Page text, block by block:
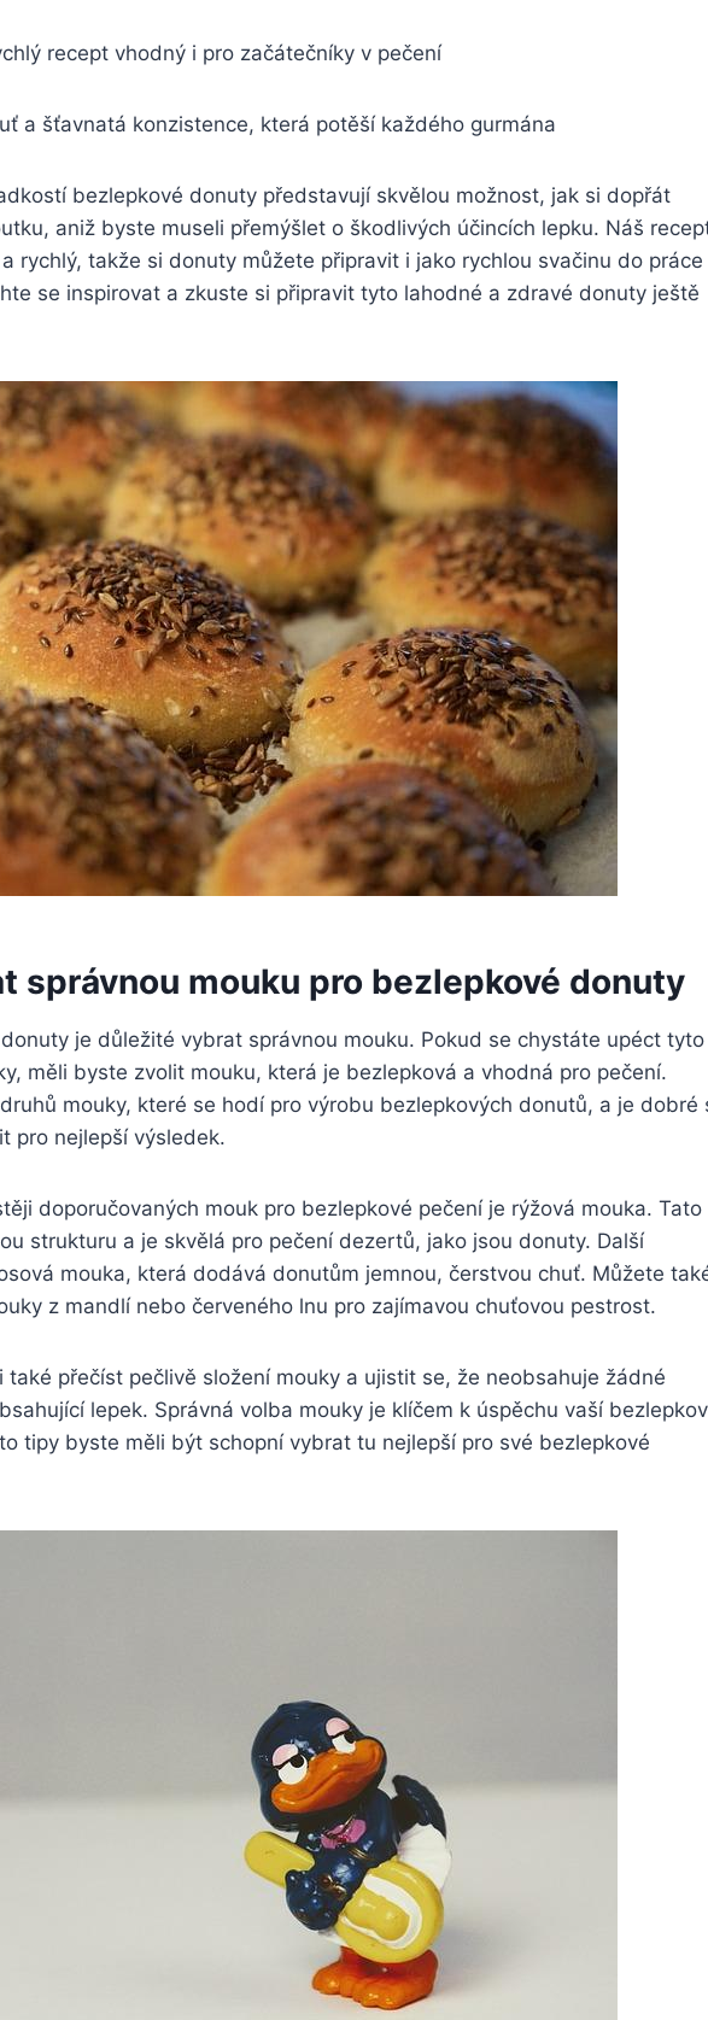
recept vhodný i pro začátečníky v pečení
a šťavnatá konzistence, která potěší každého gurmána
bezlepkové donuty představují skvělou možnost, jak si dopřát
aniž byste museli přemýšlet o škodlivých účincích lepku. Náš
rychlý, takže si donuty můžete připravit i jako rychlou svačinu do práce
se inspirovat a zkuste si připravit tyto lahodné a zdravé donuty ještě
správnou mouku pro bezlepkové donuty
je důležité vybrat správnou mouku. Pokud se chystáte upéct tyto
měli byste zvolit mouku, která je bezlepková a vhodná pro pečení.
mouky, které se hodí pro výrobu bezlepkových donutů, a je dobré
pro nejlepší výsledek.
doporučovaných mouk pro bezlepkové pečení je rýžová mouka. Tato
strukturu a je skvělá pro pečení dezertů, jako jsou donuty. Další
mouka, která dodává donutům jemnou, čerstvou chuť. Můžete
z mandlí nebo červeného lnu pro zajímavou chuťovou pestrost.
také přečíst pečlivě složení mouky a ujistit se, že neobsahuje žádné
lepek. Správná volba mouky je klíčem k úspěchu vaší
tipy byste měli být schopní vybrat tu nejlepší pro své bezlepkové